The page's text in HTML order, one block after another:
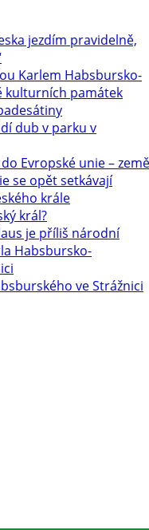
jezdím pravidelně,
Karlem Habsbursko-
kulturních památek
dub v parku v
Evropské unie – země
se opět setkávají
krále
král?
je příliš národní
Habsbursko-
ve Strážnici